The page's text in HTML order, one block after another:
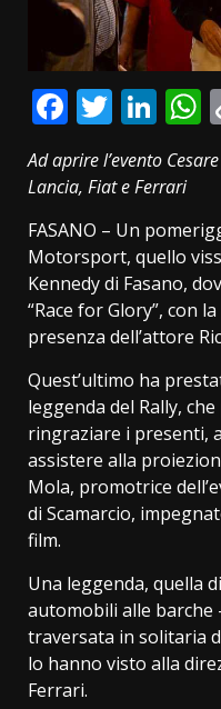
Ad aprire l’evento
Lancia, Fiat e Ferrari
FASANO – Un
Motorsport, quello
Kennedy di Fasano,
“Race for Glory”, con
presenza dell’attore
Quest’ultimo ha
leggenda del Rally,
ringraziare i presenti,
assistere alla
Mola, promotrice
di Scamarcio,
film.
Una leggenda, quella
automobili alle barche
traversata in solitaria
lo hanno visto alla
Ferrari.